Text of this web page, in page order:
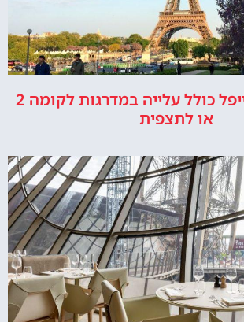
סיור במגדל אייפל כולל עלייה במדרגות לקומה 2
או לתצפית